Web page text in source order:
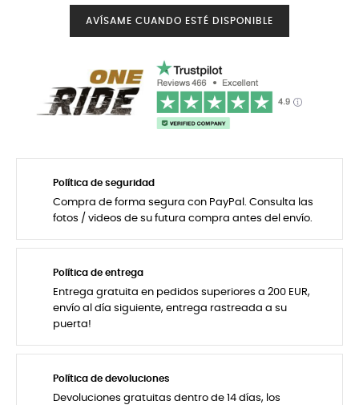
AVÍSAME CUANDO ESTÉ DISPONIBLE
Política de seguridad
Compra de forma segura con PayPal. Consulta las
fotos / videos de su futura compra antes del envío.
Política de entrega
Entrega gratuita en pedidos superiores a 200 EUR,
envío al día siguiente, entrega rastreada a su
puerta!
Política de devoluciones
Devoluciones gratuitas dentro de 14 días, los